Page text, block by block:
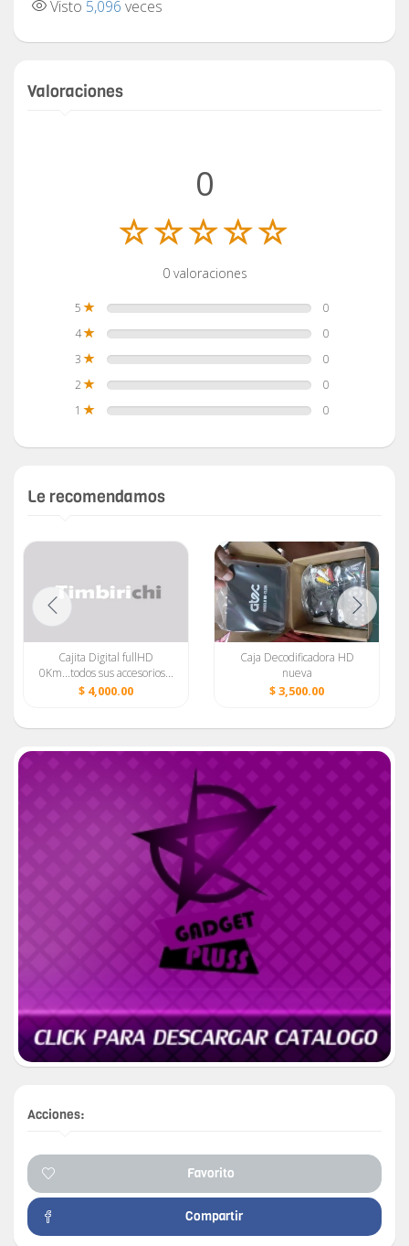
Visto 5,096 veces
Valoraciones
0
0 valoraciones
5
0
4
0
3
0
2
0
1
0
Le recomendamos
Cajita Digital fullHD
0Km...todos sus accesorios...
$ 4,000.00
Caja Decodificadora HD
nueva
$ 3,500.00
Acciones:
Favorito
Compartir